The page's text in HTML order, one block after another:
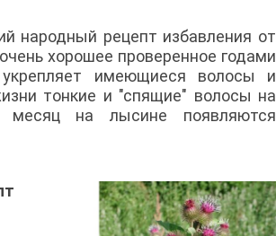
народный рецепт избавления от
хорошее проверенное годами
имеющиеся волосы и
тонкие и "спящие" волосы на
месяц на лысине появляются